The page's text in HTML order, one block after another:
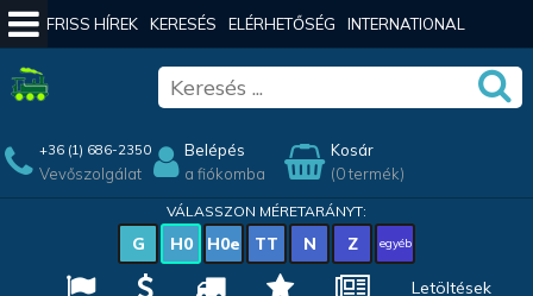
FRISS HÍREK KERESÉS ELÉRHETŐSÉG INTERNATIONAL
+36 (1) 686-2350
Vevőszolgálat
Belépés
a fiókomba
Kosár
(0 termék)
VÁLASSZON MÉRETARÁNYT:
G H0 H0e TT N Z egyéb
Letöltések